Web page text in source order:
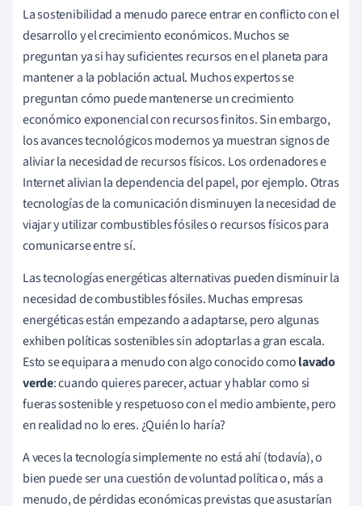
La sostenibilidad a menudo parece entrar en conflicto con el
desarrollo y el crecimiento económicos. Muchos se
preguntan ya si hay suficientes recursos en el planeta para
mantener a la población actual. Muchos expertos se
preguntan cómo puede mantenerse un crecimiento
económico exponencial con recursos finitos. Sin embargo,
los avances tecnológicos modernos ya muestran signos de
aliviar la necesidad de recursos físicos. Los ordenadores e
Internet alivian la dependencia del papel, por ejemplo. Otras
tecnologías de la comunicación disminuyen la necesidad de
viajar y utilizar combustibles fósiles o recursos físicos para
comunicarse entre sí.
Las tecnologías energéticas alternativas pueden disminuir la
necesidad de combustibles fósiles. Muchas empresas
energéticas están empezando a adaptarse, pero algunas
exhiben políticas sostenibles sin adoptarlas a gran escala.
Esto se equipara a menudo con algo conocido comolavado
verde: cuando quieres parecer, actuar y hablar como si
fueras sostenible y respetuoso con el medio ambiente, pero
en realidad no lo eres. ¿Quién lo haría?
A veces la tecnología simplemente no está ahí (todavía), o
bien puede ser una cuestión de voluntad política o, más a
menudo, de pérdidas económicas previstas que asustarían